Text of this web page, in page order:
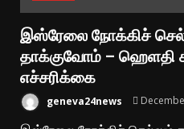
இஸ்ரேலை நோக்கிச்
தாக்குவோம் – ஹெளதி
எச்சரிக்கை
geneva24news